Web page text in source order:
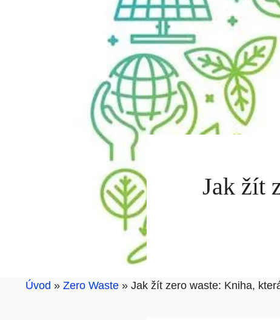
Jak žít
Úvod » Zero Waste » Jak žít zero waste: Kniha,